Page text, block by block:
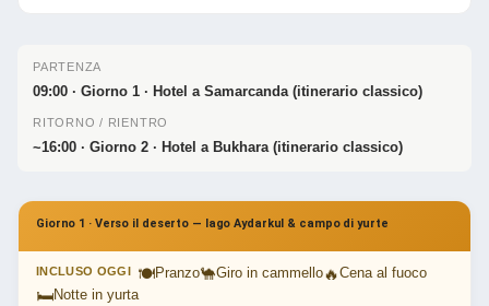
PARTENZA
09:00 · Giorno 1 · Hotel a Samarcanda (itinerario classico)
RITORNO / RIENTRO
~16:00 · Giorno 2 · Hotel a Bukhara (itinerario classico)
Giorno 1 · Verso il deserto — lago Aydarkul & campo di yurte
INCLUSO OGGI 🍽Pranzo🐪Giro in cammello🔥Cena al fuoco
🛏Notte in yurta